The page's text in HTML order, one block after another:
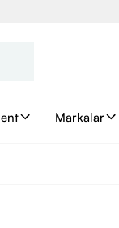
Markalar